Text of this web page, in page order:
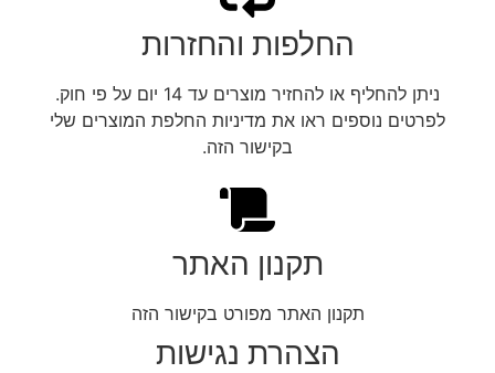
החלפות והחזרות
ניתן להחליף או להחזיר מוצרים עד 14 יום על פי חוק.
לפרטים נוספים ראו את מדיניות החלפת המוצרים שלי
בקישור הזה.
תקנון האתר
תקנון האתר מפורט בקישור הזה
הצהרת נגישות